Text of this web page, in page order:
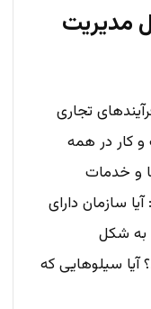
مدیریت
تجاری
کار در همه
و خدمات
سازمان دارای
به شکل
آیا سیلوهایی که